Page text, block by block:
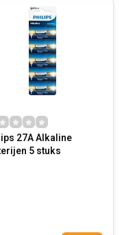
27A Alkaline
5 stuks